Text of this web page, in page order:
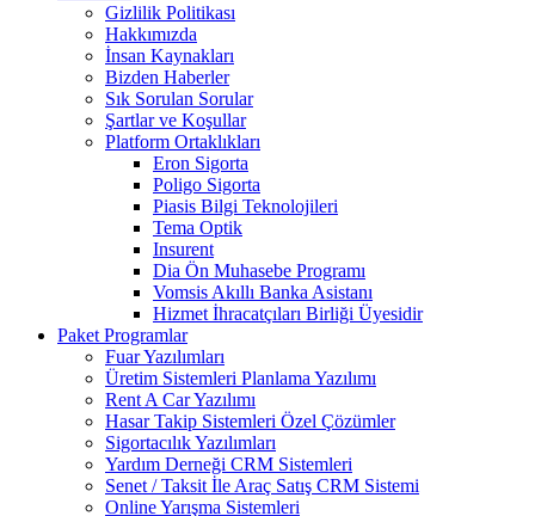
Gizlilik Politikası
Hakkımızda
İnsan Kaynakları
Bizden Haberler
Sık Sorulan Sorular
Şartlar ve Koşullar
Platform Ortaklıkları
Eron Sigorta
Poligo Sigorta
Piasis Bilgi Teknolojileri
Tema Optik
Insurent
Dia Ön Muhasebe Programı
Vomsis Akıllı Banka Asistanı
Hizmet İhracatçıları Birliği Üyesidir
Paket Programlar
Fuar Yazılımları
Üretim Sistemleri Planlama Yazılımı
Rent A Car Yazılımı
Hasar Takip Sistemleri Özel Çözümler
Sigortacılık Yazılımları
Yardım Derneği CRM Sistemleri
Senet / Taksit İle Araç Satış CRM Sistemi
Online Yarışma Sistemleri